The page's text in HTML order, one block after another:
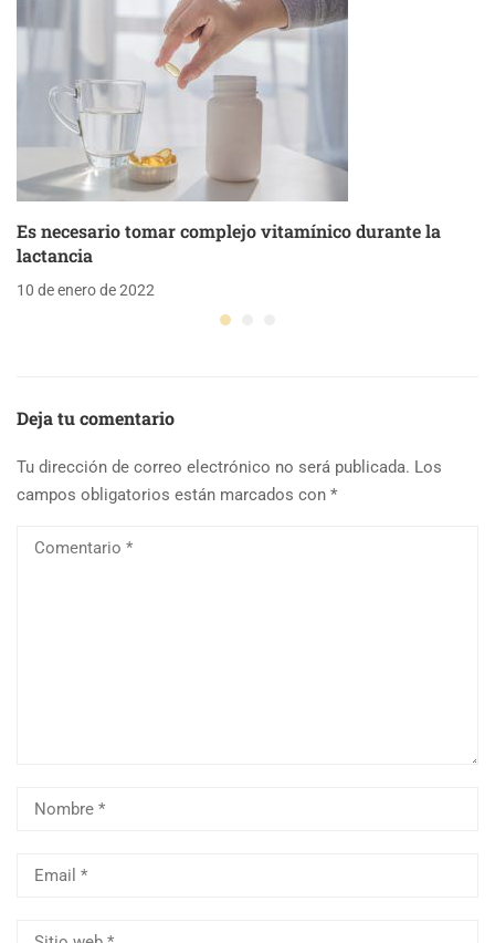
Es necesario tomar complejo vitamínico durante la
lactancia
10 de enero de 2022
Deja tu comentario
Tu dirección de correo electrónico no será publicada. Los
campos obligatorios están marcados con *